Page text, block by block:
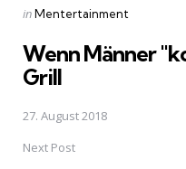
Posted
inMentertainment
Wenn Männer
Grill
27. August 2018
Next Post